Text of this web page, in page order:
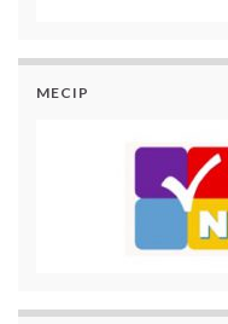
MECIP